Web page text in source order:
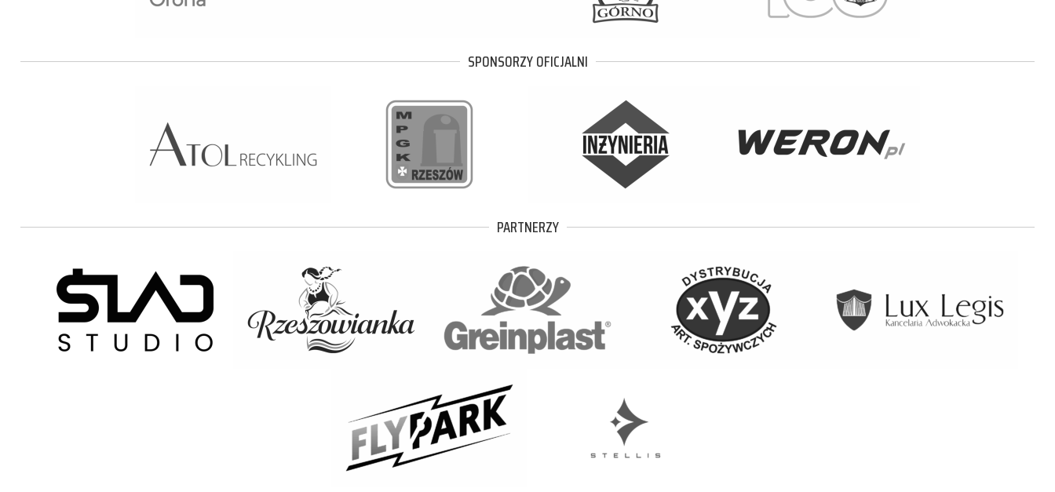
SPONSORZY OFICJALNI
PARTNERZY